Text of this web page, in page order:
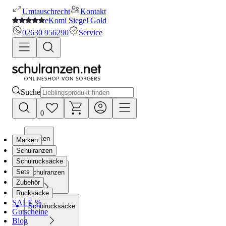
Umtauschrecht
Kontakt
eKomi Siegel Gold
02630 956290
Service
Suche
0
Marken
Schulranzen
Schulrucksäcke
Marken
Schulranzen
Schulrucksäcke
Sets
Zubehör
Rucksäcke
SALE %
Gutscheine
Blog